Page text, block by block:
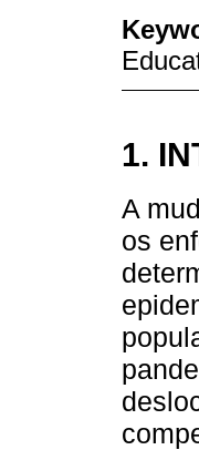
1.
A
os